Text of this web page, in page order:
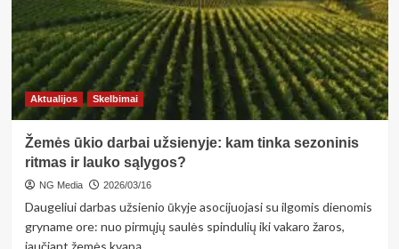
pamatas
Aktualijos Skelbimai
Žemės ūkio darbai užsienyje: kam tinka sezoninis
ritmas ir lauko sąlygos?
NG Media 2026/03/16
Daugeliui darbas užsienio ūkyje asocijuojasi su ilgomis dienomis
gryname ore: nuo pirmųjų saulės spindulių iki vakaro žaros,
jaučiant žemės kvapą...